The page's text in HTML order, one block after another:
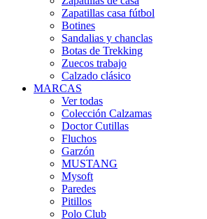
Zapatillas casa fútbol
Botines
Sandalias y chanclas
Botas de Trekking
Zuecos trabajo
Calzado clásico
MARCAS
Ver todas
Colección Calzamas
Doctor Cutillas
Fluchos
Garzón
MUSTANG
Mysoft
Paredes
Pitillos
Polo Club